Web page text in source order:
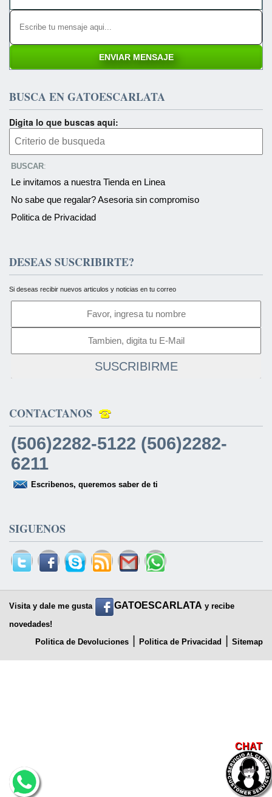
CHAT
BUSCA EN GATOESCARLATA
Digita lo que buscas aqui:
BUSCAR:
Le invitamos a nuestra Tienda en Linea
No sabe que regalar? Asesoria sin compromiso
Politica de Privacidad
DESEAS SUSCRIBIRTE?
Si deseas recibir nuevos articulos y noticias en tu correo
SUSCRIBIRME
CONTACTANOS
(506)2282-5122 (506)2282-
6211
Escribenos, queremos saber de ti
SIGUENOS
Visita y dale me gusta GATOESCARLATA y recibe
novedades!
Politica de Devoluciones
Politica de Privacidad Sitemap